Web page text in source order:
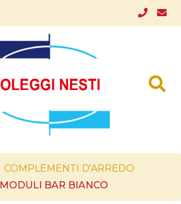
COMPLEMENTI D'ARREDO
MODULI BAR BIANCO